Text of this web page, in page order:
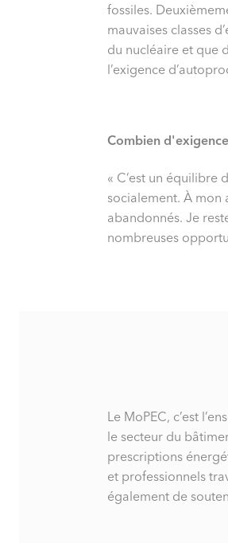
fossiles.
mauvaises classes
du nucléaire et que
l’exigence
Combien
« C’est un équilibre
socialement. À mon
abandonnés. Je
nombreuses
Le MoPEC, c’est
le secteur du
prescriptions
et professionnels
également de